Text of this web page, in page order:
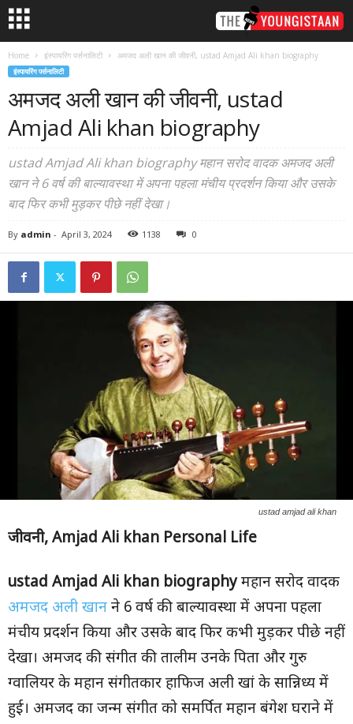
Home इंस्पायरिंग पर्सनालिटी अमजद अली खान की जीवनी, ustad Amjad Ali khan biography
इंस्पायरिंग पर्सनालिटी
अमजद अली खान की जीवनी, ustad
Amjad Ali khan biography
ustad Amjad Ali khan biography महान सरोद वादक अमजद अली
खान ने 6 वर्ष की बाल्यावस्था में अपना पहला मंचीय प्रदर्शन किया और उसके
बाद फिर कभी मुड़कर पीछे नहीं देखा।
By admin - April 3, 2024 1138 0
ustad amjad ali khan
जीवनी, Amjad Ali khan Personal Life
ustad Amjad Ali khan biographyमहान सरोद वादक
अमजद अली खान ने 6 वर्ष की बाल्यावस्था में अपना पहला
मंचीय प्रदर्शन किया और उसके बाद फिर कभी मुड़कर पीछे नहीं
देखा। अमजद की संगीत की तालीम उनके पिता और गुरु
ग्वालियर के महान संगीतकार हाफिज अली खां के सान्निध्य में
हुई। अमजद का जन्म संगीत को समर्पित महान बंगेश घराने में